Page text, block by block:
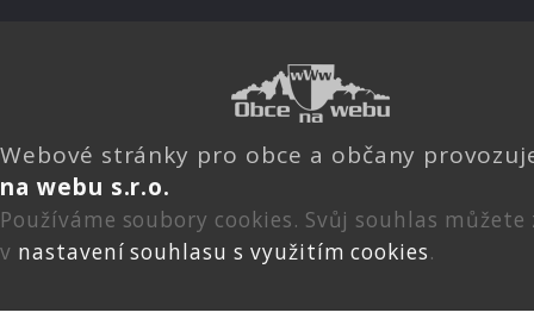
Webové stránky pro obce a občany
na webu s.r.o.
Používáme soubory cookies. Svůj souhlas
v nastavení souhlasu s využitím cookies.